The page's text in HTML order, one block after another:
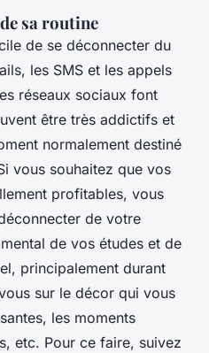
sa routine
de se déconnecter du
les SMS et les appels
réseaux sociaux font
être très addictifs et
normalement destiné
vous souhaitez que vos
profitables, vous
de votre
de vos études et de
principalement durant
sur le décor qui vous
les moments
etc. Pour ce faire, suivez